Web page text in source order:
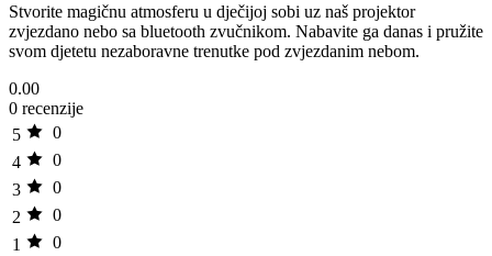
Stvorite magičnu atmosferu u dječijoj sobi uz naš projektor
zvjezdano nebo sa bluetooth zvučnikom. Nabavite ga danas i pružite
svom djetetu nezaboravne trenutke pod zvjezdanim nebom.
0.00
0 recenzije
5
0
4
0
3
0
2
0
1
0